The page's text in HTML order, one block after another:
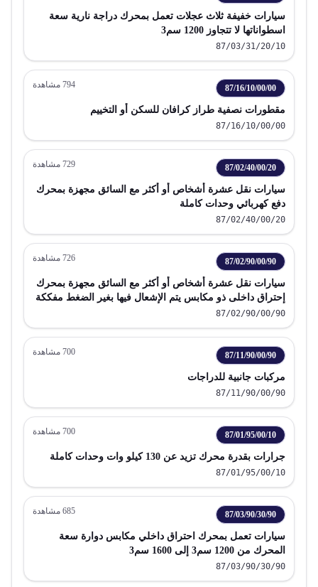
سيارات خفيفة ثلاث عجلات تعمل بمحرك دراجة نارية سعة
اسطواناتها لا تتجاوز 1200 سم3
87/03/31/20/10
87/16/10/00/00
794 مشاهدة
مقطورات نصفية طراز كرافان للسكن أو التخييم
87/16/10/00/00
87/02/40/00/20
729 مشاهدة
سيارات نقل عشرة أشخاص أو أكثر مع السائق مجهزة بمحرك
دفع كهربائي وحدات كاملة
87/02/40/00/20
87/02/90/00/90
726 مشاهدة
سيارات نقل عشرة أشخاص أو أكثر مع السائق مجهزة بمحرك
إحتراق داخلى ذو مكابس يتم الإشعال فيها بغير الضغط مفككة
87/02/90/00/90
87/11/90/00/90
700 مشاهدة
مركبات جانبية للدراجات
87/11/90/00/90
87/01/95/00/10
700 مشاهدة
جرارات بقدرة محرك تزيد عن 130 كيلو وات وحدات كاملة
87/01/95/00/10
87/03/90/30/90
685 مشاهدة
سيارات تعمل بمحرك احتراق داخلي مكابس دوارة سعة
المحرك من 1200 سم3 إلى 1600 سم3
87/03/90/30/90